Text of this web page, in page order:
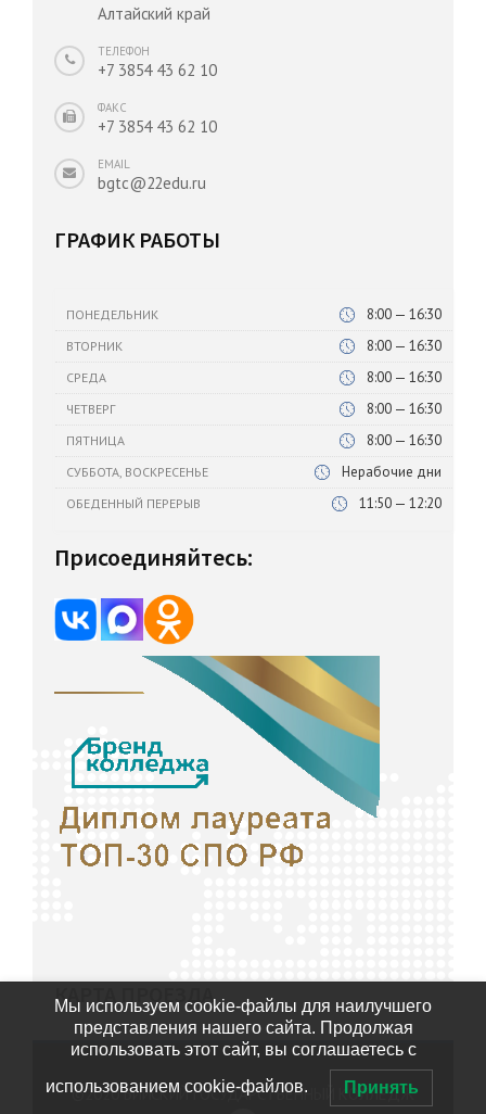
Алтайский край
ТЕЛЕФОН
+7 3854 43 62 10
ФАКС
+7 3854 43 62 10
EMAIL
bgtc@22edu.ru
ГРАФИК РАБОТЫ
ПОНЕДЕЛЬНИК 8:00 — 16:30
ВТОРНИК 8:00 — 16:30
СРЕДА 8:00 — 16:30
ЧЕТВЕРГ 8:00 — 16:30
ПЯТНИЦА 8:00 — 16:30
СУББОТА, ВОСКРЕСЕНЬЕ Нерабочие дни
ОБЕДЕННЫЙ ПЕРЕРЫВ 11:50 — 12:20
Присоединяйтесь:
КАРТА ПРОЕЗДА
©2020БИЙСКИЙ ГОСУДАРСТВЕННЫЙ КОЛЛЕДЖ
Мы используем cookie-файлы для наилучшего
представления нашего сайта. Продолжая
использовать этот сайт, вы соглашаетесь с
использованием cookie-файлов. Принять